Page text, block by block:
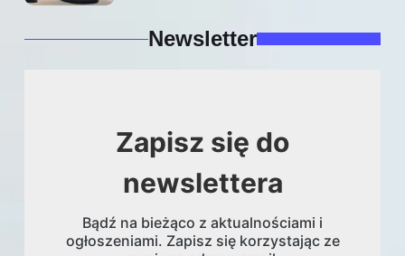
Newsletter
Zapisz się do
newslettera
Bądź na bieżąco z aktualnościami i
ogłoszeniami. Zapisz się korzystając ze